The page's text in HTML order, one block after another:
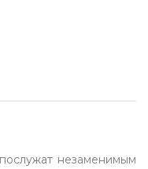
незаменимым